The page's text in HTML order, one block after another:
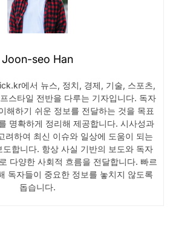
Joon-seo Han
에서 뉴스, 정치, 경제, 기술, 스포츠,
스타일 전반을 다루는 기자입니다. 독자
해하기 쉬운 정보를 전달하는 것을 목표
명확하게 정리해 제공합니다. 시사성과
려하여 최신 이슈와 일상에 도움이 되는
합니다. 항상 사실 기반의 보도와 독자
다양한 사회적 흐름을 전달합니다. 빠르
독자들이 중요한 정보를 놓치지 않도록
돕습니다.